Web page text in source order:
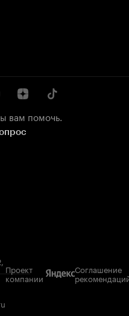
вам помочь.
Проект
компании
Соглашение